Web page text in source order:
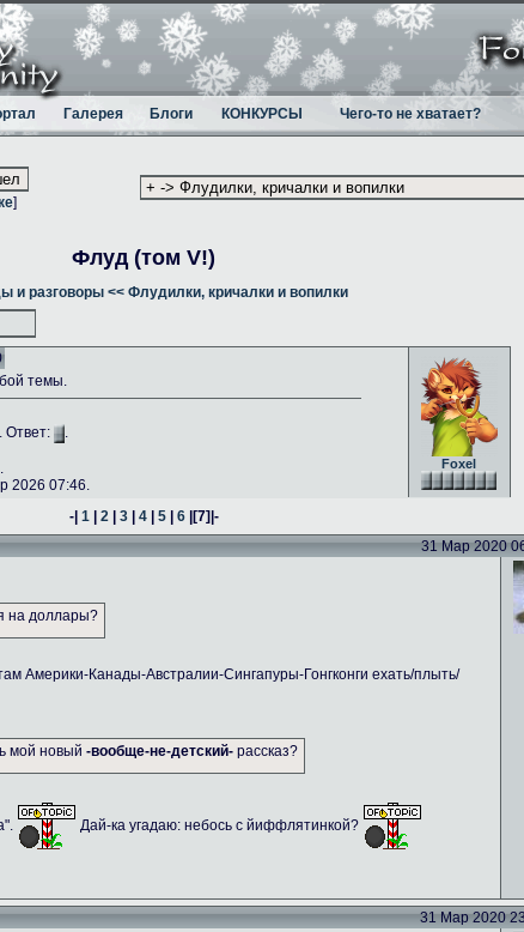
Галерея Блоги КОНКУРСЫ Чего-то не хватает?
]
Флуд (том V!)
и разговоры << Флудилки, кричалки и вопилки
Foxel
темы.
Ответ:
.
2026 07:46.
-| 1| 2| 3| 4| 5| 6|[7]|-
31 Мар 2020
на доллары?
Америки-Канады-Австралии-Сингапуры-Гонгконги ехать/плыть/
мой новый -вообще-не-детский- рассказ?
Дай-ка угадаю: небось с йиффлятинкой?
31 Мар 2020